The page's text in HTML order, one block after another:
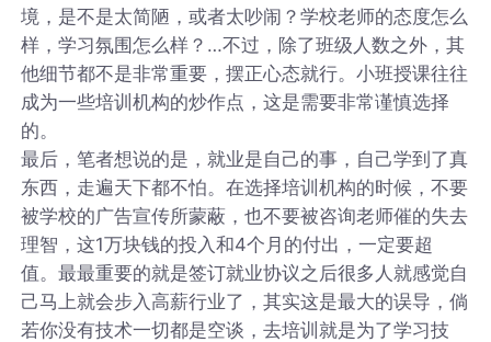
境，是不是太简陋，或者太吵闹？学校老师的态度怎么
样，学习氛围怎么样？…不过，除了班级人数之外，其
他细节都不是非常重要，摆正心态就行。小班授课往往
成为一些培训机构的炒作点，这是需要非常谨慎选择
的。
最后，笔者想说的是，就业是自己的事，自己学到了真
东西，走遍天下都不怕。在选择培训机构的时候，不要
被学校的广告宣传所蒙蔽，也不要被咨询老师催的失去
理智，这1万块钱的投入和4个月的付出，一定要超
值。最最重要的就是签订就业协议之后很多人就感觉自
己马上就会步入高薪行业了，其实这是最大的误导，倘
若你没有技术一切都是空谈，去培训就是为了学习技